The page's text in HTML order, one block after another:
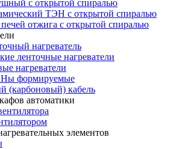
с открытой спиралью
ТЭН с открытой спиралью
отжига с открытой спиралью
нагреватель
ленточные нагреватели
нагреватели
формируемые
(карбоновый) кабель
автоматики
элементов